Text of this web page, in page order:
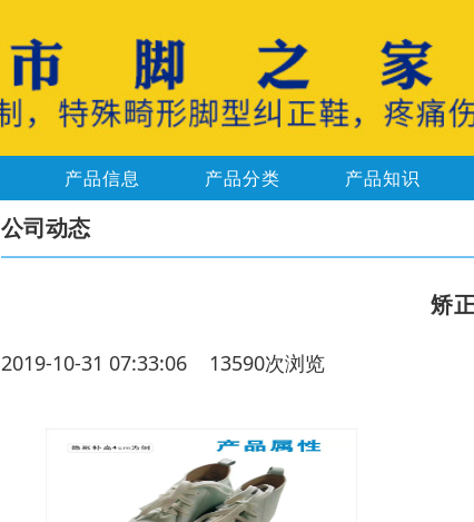
产品信息 产品分类 产品知识
公司动态
矫
2019-10-31 07:33:06 13590次浏览